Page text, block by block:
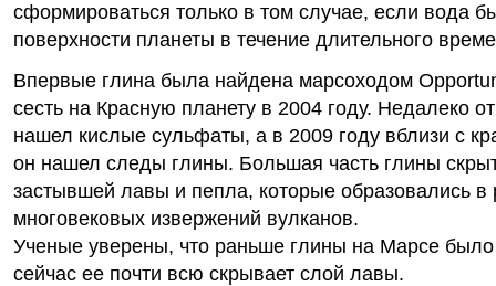
сформироваться только в том случае, если вода
поверхности планеты в течение длительного
Впервые глина была найдена марсоходом
сесть на Красную планету в 2004 году. Недалеко
нашел кислые сульфаты, а в 2009 году вблизи с
он нашел следы глины. Большая часть глины
застывшей лавы и пепла, которые образовались в
многовековых извержений вулканов.
Ученые уверены, что раньше глины на Марсе
сейчас ее почти всю скрывает слой лавы.